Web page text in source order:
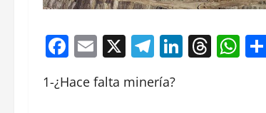
Facebook
Email
X Telegram
1-¿Hace falta minería?